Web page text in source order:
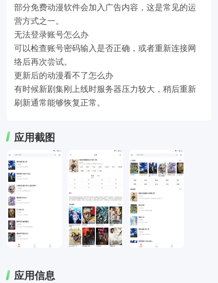
部分免费动漫软件会加入广告内容，这是常见的运
营方式之一。
无法登录账号怎么办
可以检查账号密码输入是否正确，或者重新连接网
络后再次尝试。
更新后的动漫看不了怎么办
有时候新剧集刚上线时服务器压力较大，稍后重新
刷新通常能够恢复正常。
应用截图
应用信息